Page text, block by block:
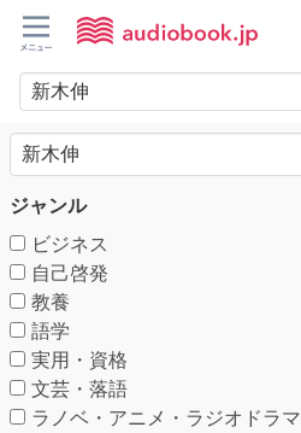
ジャンル
ビジネス
自己啓発
教養
語学
実用・資格
文芸・落語
ラノベ・アニメ・ラジオドラマ